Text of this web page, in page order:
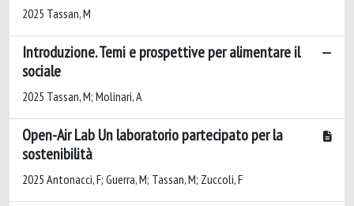
2025 Tassan, M
Introduzione. Temi e prospettive per alimentare il
sociale
2025 Tassan, M; Molinari, A
Open-Air Lab Un laboratorio partecipato per la
sostenibilità
2025 Antonacci, F; Guerra, M; Tassan, M; Zuccoli, F